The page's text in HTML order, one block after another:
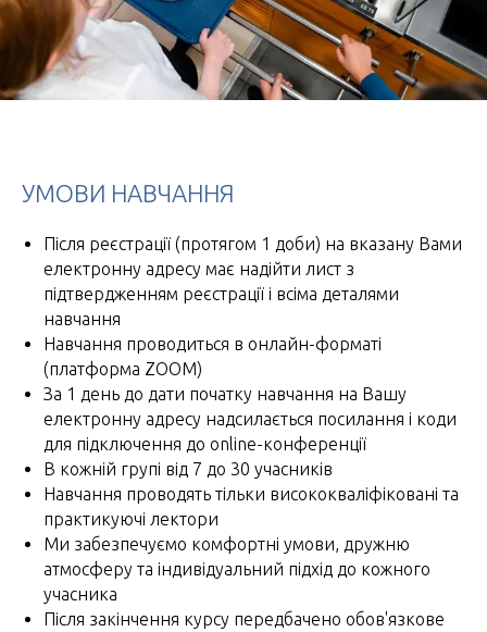
УМОВИ НАВЧАННЯ
Після реєстрації (протягом 1 доби) на вказану Вами
електронну адресу має надійти лист з
підтвердженням реєстрації і всіма деталями
навчання
Навчання проводиться в онлайн-форматі
(платформа ZOOM)
За 1 день до дати початку навчання на Вашу
електронну адресу надсилається посилання і коди
для підключення до online-конференції
В кожній групі від 7 до 30 учасників
Навчання проводять тільки висококваліфіковані та
практикуючі лектори
Ми забезпечуємо комфортні умови, дружню
атмосферу та індивідуальний підхід до кожного
учасника
Після закінчення курсу передбачено обов'язкове